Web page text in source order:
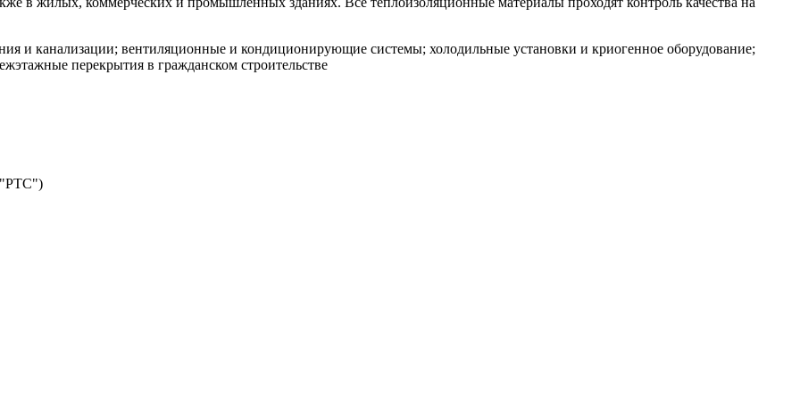
и канализации; вентиляционные и кондиционирующие системы; холодильные установки и криогенное оборудование;
перекрытия в гражданском строительстве
"РТС")